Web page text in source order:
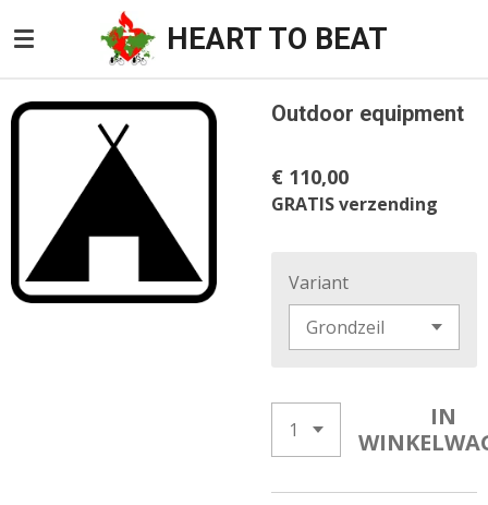
direct
de
hoofdinhoud
HEART TO BEAT
Outdoor equipment
€ 110,00
GRATIS verzending
Variant
IN